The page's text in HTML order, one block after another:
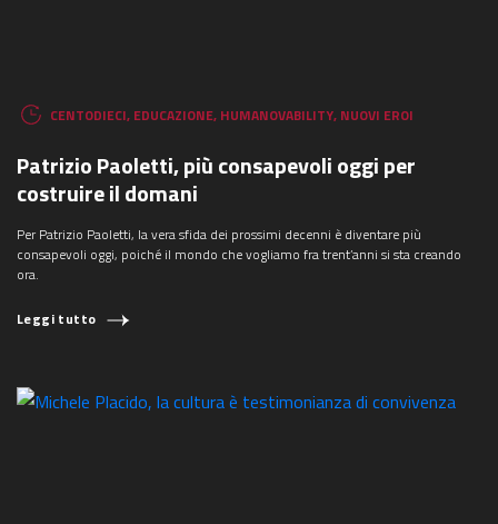
CENTODIECI, EDUCAZIONE, HUMANOVABILITY, NUOVI EROI
Patrizio Paoletti, più consapevoli oggi per
costruire il domani
Per Patrizio Paoletti, la vera sfida dei prossimi decenni è diventare più
consapevoli oggi, poiché il mondo che vogliamo fra trent’anni si sta creando
ora.
Leggi tutto